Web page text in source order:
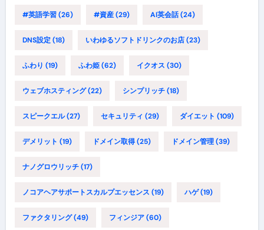
#英語学習(26) #資産(29) AI英会話(24)
DNS設定(18) いわゆるソフトドリンクのお店(23)
ふわり (19) ふわ姫(62) イクオス (30)
ウェブホスティング(22) シンプリッチ(18)
スピークエル(27) セキュリティ (29) ダイエット (109)
デメリット (19) ドメイン取得(25) ドメイン管理(39)
ナノグロウリッチ(17)
ノコアヘアサポートスカルプエッセンス (19) ハゲ(19)
ファクタリング(49) フィンジア(60)